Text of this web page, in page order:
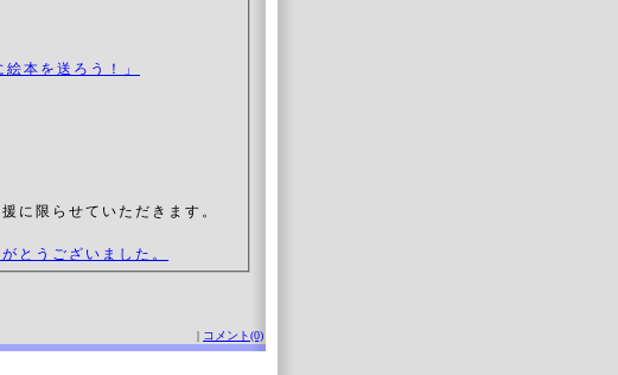
絵本を送ろう！」
限らせていただきます。
とうございました。
| コメント(0)